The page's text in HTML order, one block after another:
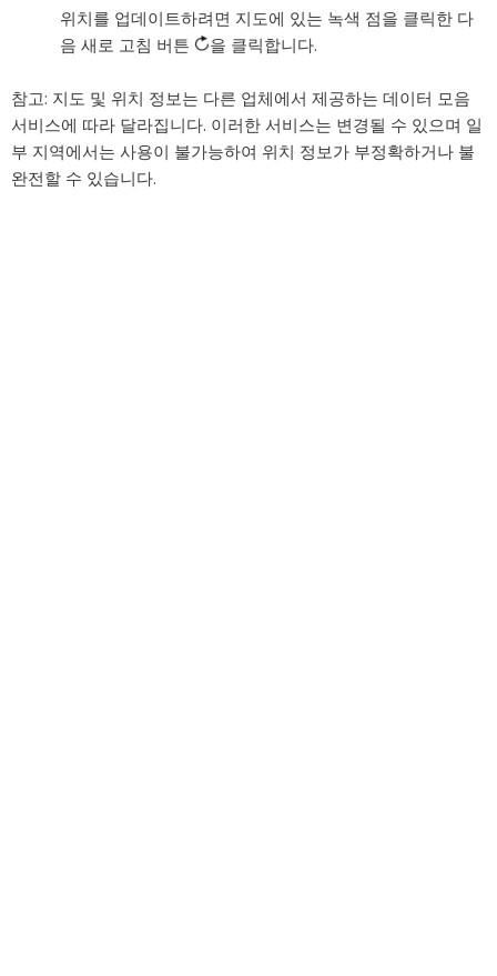
위치를 업데이트하려면 지도에 있는 녹색 점을 클릭한 다
음 새로 고침 버튼
을 클릭합니다.
참고: 지도 및 위치 정보는 다른 업체에서 제공하는 데이터 모음
서비스에 따라 달라집니다. 이러한 서비스는 변경될 수 있으며 일
부 지역에서는 사용이 불가능하여 위치 정보가 부정확하거나 불
완전할 수 있습니다.